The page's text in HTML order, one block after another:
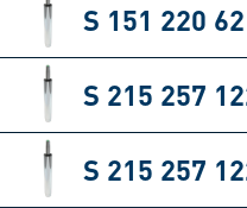
S 151 220
S 215 257
S 215 257